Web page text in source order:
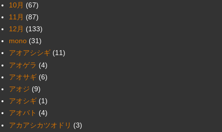
10月 (67)
11月 (87)
12月 (133)
mono (31)
アオアシシギ (11)
アオゲラ (4)
アオサギ (6)
アオジ (9)
アオシギ (1)
アオバト (4)
アカアシカツオドリ (3)